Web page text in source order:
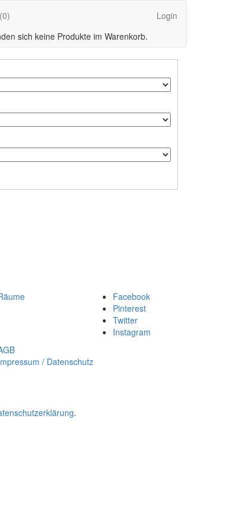
(0)
sich keine Produkte im Warenkorb.
Login
Facebook
Pinterest
Twitter
Instagram
/ Datenschutz
.